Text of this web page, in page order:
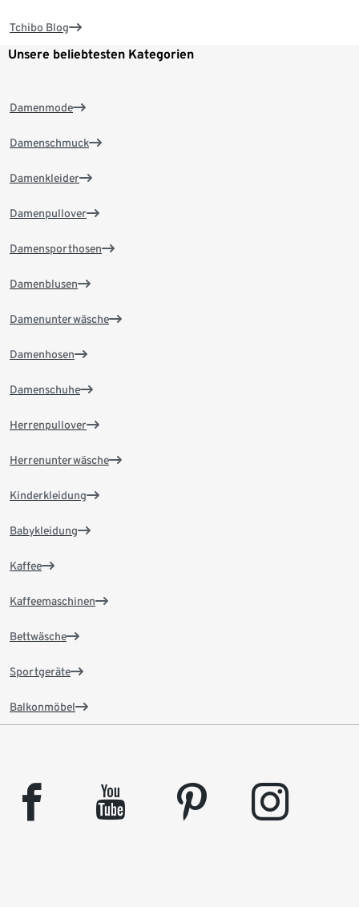
Tchibo Blog
Unsere beliebtesten Kategorien
Damenmode
Damenschmuck
Damenkleider
Damenpullover
Damensporthosen
Damenblusen
Damenunterwäsche
Damenhosen
Damenschuhe
Herrenpullover
Herrenunterwäsche
Kinderkleidung
Babykleidung
Kaffee
Kaffeemaschinen
Bettwäsche
Sportgeräte
Balkonmöbel
facebook youtube pinterest instagram